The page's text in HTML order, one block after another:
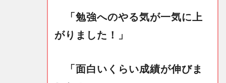
「勉強へのやる気が一気に上
がりました！」
「面白いくらい成績が伸びま